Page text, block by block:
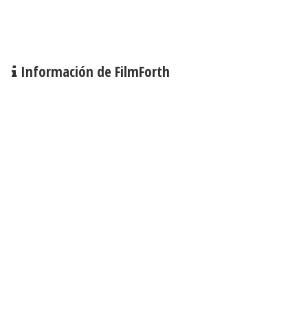
Información de FilmForth